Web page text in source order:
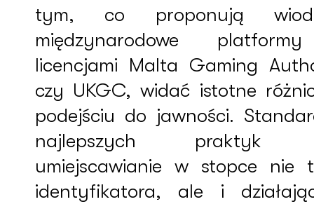
tym, co proponują
międzynarodowe
licencjami Malta Gaming
czy UKGC, widać istotne
podejściu do jawności.
najlepszych praktyk
umiejscawianie w stopce nie
identyfikatora, ale i